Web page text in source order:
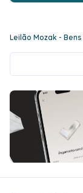
Leilão Mozak -